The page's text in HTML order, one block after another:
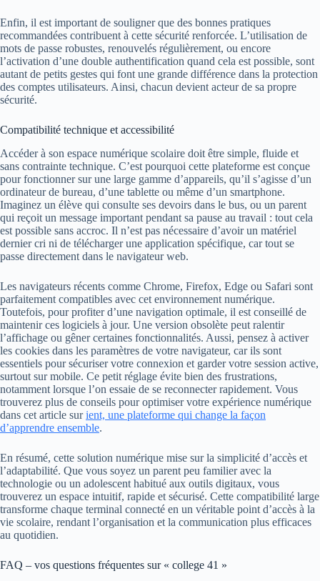
Enfin, il est important de souligner que des bonnes pratiques
recommandées contribuent à cette sécurité renforcée. L’utilisation de
mots de passe robustes, renouvelés régulièrement, ou encore
l’activation d’une double authentification quand cela est possible, sont
autant de petits gestes qui font une grande différence dans la protection
des comptes utilisateurs. Ainsi, chacun devient acteur de sa propre
sécurité.
Compatibilité technique et accessibilité
Accéder à son espace numérique scolaire doit être simple, fluide et
sans contrainte technique. C’est pourquoi cette plateforme est conçue
pour fonctionner sur une large gamme d’appareils, qu’il s’agisse d’un
ordinateur de bureau, d’une tablette ou même d’un smartphone.
Imaginez un élève qui consulte ses devoirs dans le bus, ou un parent
qui reçoit un message important pendant sa pause au travail : tout cela
est possible sans accroc. Il n’est pas nécessaire d’avoir un matériel
dernier cri ni de télécharger une application spécifique, car tout se
passe directement dans le navigateur web.
Les navigateurs récents comme Chrome, Firefox, Edge ou Safari sont
parfaitement compatibles avec cet environnement numérique.
Toutefois, pour profiter d’une navigation optimale, il est conseillé de
maintenir ces logiciels à jour. Une version obsolète peut ralentir
l’affichage ou gêner certaines fonctionnalités. Aussi, pensez à activer
les cookies dans les paramètres de votre navigateur, car ils sont
essentiels pour sécuriser votre connexion et garder votre session active,
surtout sur mobile. Ce petit réglage évite bien des frustrations,
notamment lorsque l’on essaie de se reconnecter rapidement. Vous
trouverez plus de conseils pour optimiser votre expérience numérique
dans cet article surient, une plateforme qui change la façon
d’apprendre ensemble.
En résumé, cette solution numérique mise sur la simplicité d’accès et
l’adaptabilité. Que vous soyez un parent peu familier avec la
technologie ou un adolescent habitué aux outils digitaux, vous
trouverez un espace intuitif, rapide et sécurisé. Cette compatibilité large
transforme chaque terminal connecté en un véritable point d’accès à la
vie scolaire, rendant l’organisation et la communication plus efficaces
au quotidien.
FAQ – vos questions fréquentes sur « college 41 »